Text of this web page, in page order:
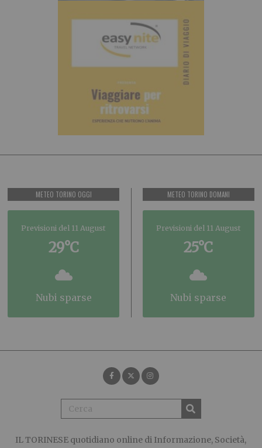
METEO TORINO OGGI
Previsioni del 11 August
29°C
nubi sparse
METEO TORINO DOMANI
Previsioni del 11 August
25°C
nubi sparse
IL TORINESE quotidiano online di Informazione, Società,